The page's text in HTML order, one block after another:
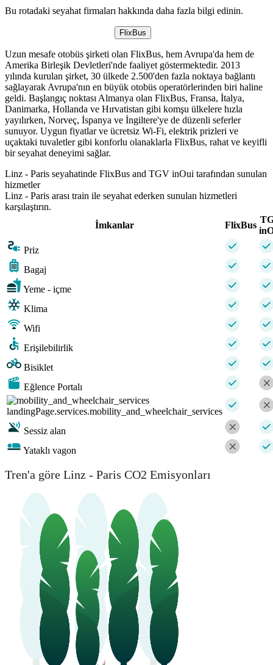
Bu rotadaki seyahat firmaları hakkında daha fazla bilgi edinin.
FlixBus
Uzun mesafe otobüs şirketi olan FlixBus, hem Avrupa'da hem de
Amerika Birleşik Devletleri'nde faaliyet göstermektedir. 2013
yılında kurulan şirket, 30 ülkede 2.500'den fazla noktaya bağlantı
sağlayarak Avrupa'nın en büyük otobüs operatörlerinden biri haline
geldi. Başlangıç ​​noktası Almanya olan FlixBus, Fransa, İtalya,
Danimarka, Hollanda ve Hırvatistan gibi komşu ülkelere hızla
yayılırken, Norveç, İspanya ve İngiltere'ye de düzenli seferler
sunuyor. Uygun fiyatlar ve ücretsiz Wi-Fi, elektrik prizleri ve
uçaktaki tuvaletler gibi konforlu olanaklarla FlixBus, rahat ve keyifli
bir seyahat deneyimi sağlar.
Linz - Paris seyahatinde FlixBus and TGV inOui tarafından sunulan
hizmetler
Linz - Paris arası train ile seyahat ederken sunulan hizmetleri
karşılaştırın.
İmkanlar
FlixBus
Priz
Bagaj
Yeme - içme
Klima
Wifi
Erişilebilirlik
Bisiklet
Eğlence Portalı
landingPage.services.mobility_and_wheelchair_services
Sessiz alan
Yataklı vagon
Tren'a göre Linz - Paris CO2 Emisyonları